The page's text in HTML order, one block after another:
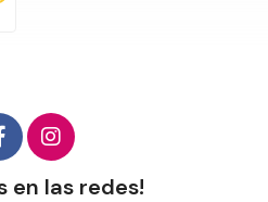
en las redes!